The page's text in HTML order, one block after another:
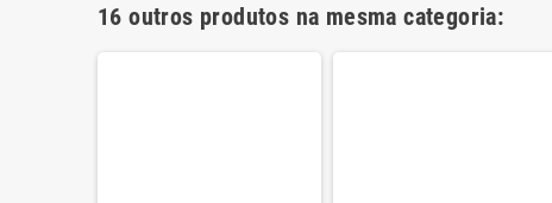
16 outros produtos na mesma categoria: